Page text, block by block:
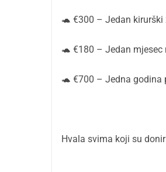
🐢 €300 – Jedan kirurški
🐢 €180 – Jedan
🐢 €700 – Jedna godina
Hvala svima koji su